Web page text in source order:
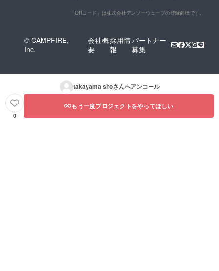
「QRコード」は株式会社デンソーウェーブの登録商標です。
© CAMPFIRE,
Inc.
会社概
要
採用情
報
パートナー
募集
takayama shoさんへアンコール
0
もう一度プロジェクトをやってほしい